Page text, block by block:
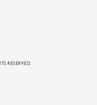
RESERVED.